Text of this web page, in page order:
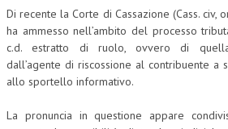
AUTORI
COLLABORA CON NOI
ECONOMIA
Di recente la Corte di Cassazione (Cass.
ha ammesso nell’ambito del processo
c.d. estratto di ruolo, ovvero di quella
dall’agente di riscossione al contribuente a
allo sportello informativo.
La pronuncia in questione appare